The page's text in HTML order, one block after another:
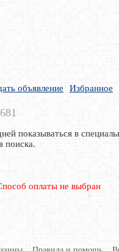
объявление Избранное
показываться в
поиска.
оплаты не выбран